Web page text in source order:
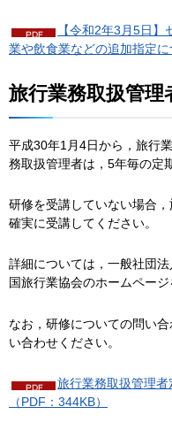
【令和2年3月5日
業や飲食業などの追加指定に
旅行業務取扱管
平成30年1月4日から，旅行
務取扱管理者は，5年毎の定
研修を受講していない場合
確実に受講してください。
詳細については，一般社団
国旅行業協会のホームページ
なお，研修についての問い
い合わせください。
旅行業務取扱管理者
（PDF：344KB）